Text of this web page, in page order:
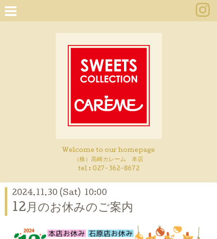
Welcome to our homepage
（株）高崎カレーム 本店
tel : 027-362-8672
2024.11.30 (Sat) 10:00
12月のお休みのご案内